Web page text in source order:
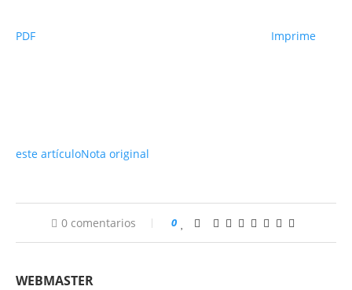
PDF Imprime
este artículoNota original
0 comentarios 0
WEBMASTER